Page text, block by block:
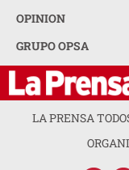
OPINION
GRUPO OPSA
LA PRENSA